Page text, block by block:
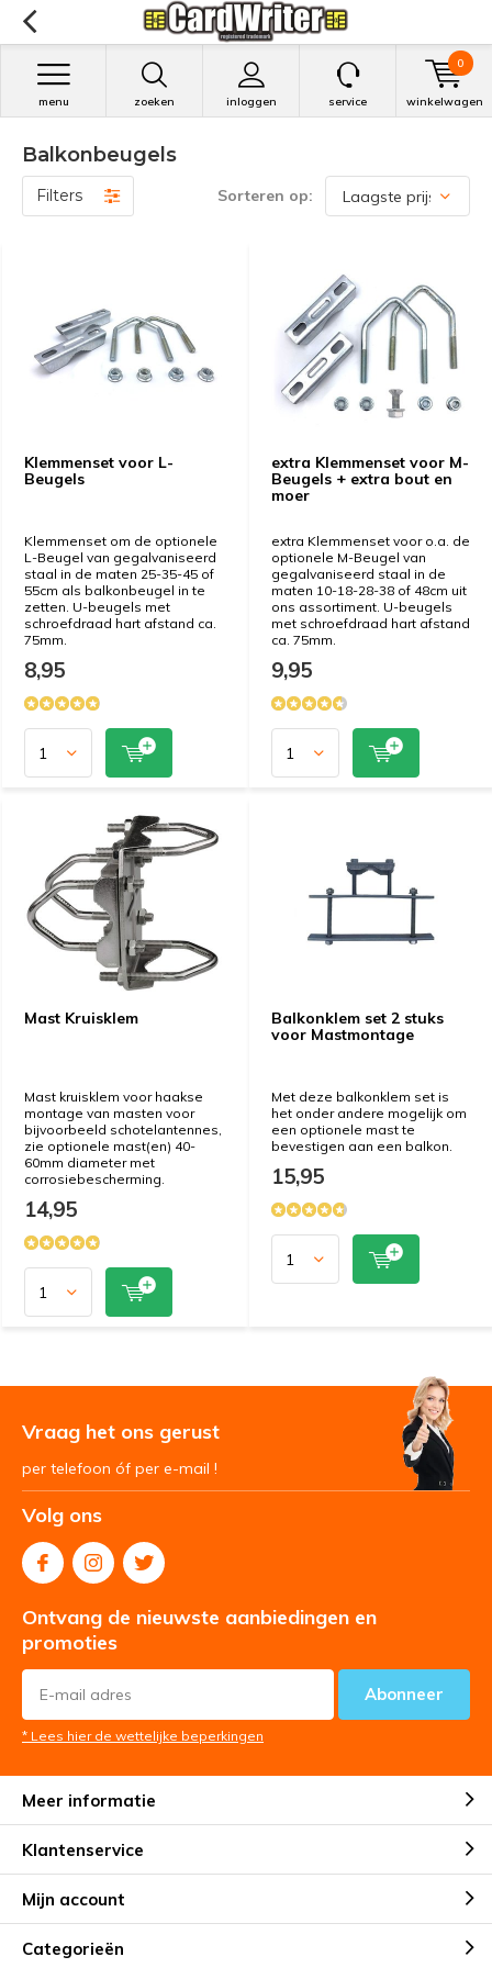
zoeken inloggen
menu service winkelwagen
0
Balkonbeugels
Filters Sorteren op:
Klemmenset voor L-
Beugels
Klemmenset om de optionele
L-Beugel van gegalvaniseerd
staal in de maten 25-35-45 of
55cm als balkonbeugel in te
zetten. U-beugels met
schroefdraad hart afstand ca.
75mm.
8,95
extra Klemmenset voor M-
Beugels + extra bout en
moer
extra Klemmenset voor o.a. de
optionele M-Beugel van
gegalvaniseerd staal in de
maten 10-18-28-38 of 48cm uit
ons assortiment. U-beugels
met schroefdraad hart afstand
ca. 75mm.
9,95
Mast Kruisklem
Mast kruisklem voor haakse
montage van masten voor
bijvoorbeeld schotelantennes,
zie optionele mast(en) 40-
60mm diameter met
corrosiebescherming.
14,95
Balkonklem set 2 stuks
voor Mastmontage
Met deze balkonklem set is
het onder andere mogelijk om
een optionele mast te
bevestigen aan een balkon.
15,95
Vraag het ons gerust
per telefoon óf per e-mail !
Volg ons
Ontvang de nieuwste aanbiedingen en
promoties
Abonneer
* Lees hier de wettelijke beperkingen
Meer informatie
Klantenservice
Mijn account
Categorieën